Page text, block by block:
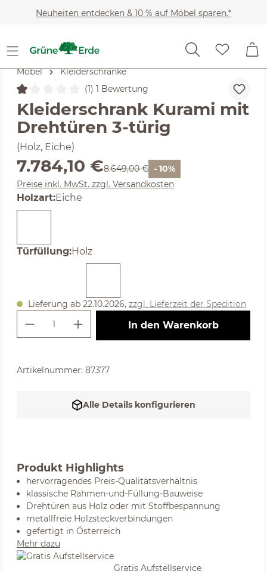
Zum Hauptinhalt springen
Neuheiten entdecken & 10 % auf Möbel sparen.*
Möbel Kleiderschränke
Durchschnittliche Bewertung von 1 von 5 Sternen
(1) 1 Bewertung
Kleiderschrank Kurami mit
Drehtüren 3-türig
(Holz, Eiche)
Verkaufspreis:
7.784,10 €Regulärer Preis:
8.649,00 € - 10%
Preise inkl. MwSt. zzgl. Versandkosten
Holzartauswählen
:Eiche
Türfüllungauswählen
:Holz
Lieferung ab 22.10.2026, zzgl. Lieferzeit der Spedition
Produkt Anzahl: Gib den
In den Warenkorb
Artikelnummer: 87377
Alle Details konfigurieren
Produkt Highlights
hervorragendes Preis-Qualitätsverhältnis
klassische Rahmen-und-Füllung-Bauweise
Drehtüren aus Holz oder mit Stoffbespannung
metallfreie Holzsteckverbindungen
gefertigt in Österreich
Mehr dazu
Gratis Aufstellservice